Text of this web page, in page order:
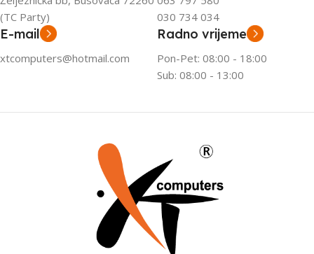
(TC Party)
030 734 034
E-mail
xtcomputers@hotmail.com
Radno vrijeme
Pon-Pet: 08:00 - 18:00
Sub: 08:00 - 13:00